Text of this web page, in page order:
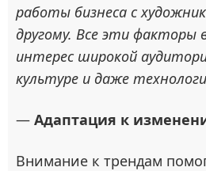
работы бизнеса с
другому. Все эти факторы
интерес широкой
культуре и даже
— Адаптация к
Внимание к трендам